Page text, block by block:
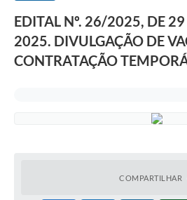
EDITAL Nº. 26/2025, DE 29
2025. DIVULGAÇÃO DE
CONTRATAÇÃO
COMPARTILHAR